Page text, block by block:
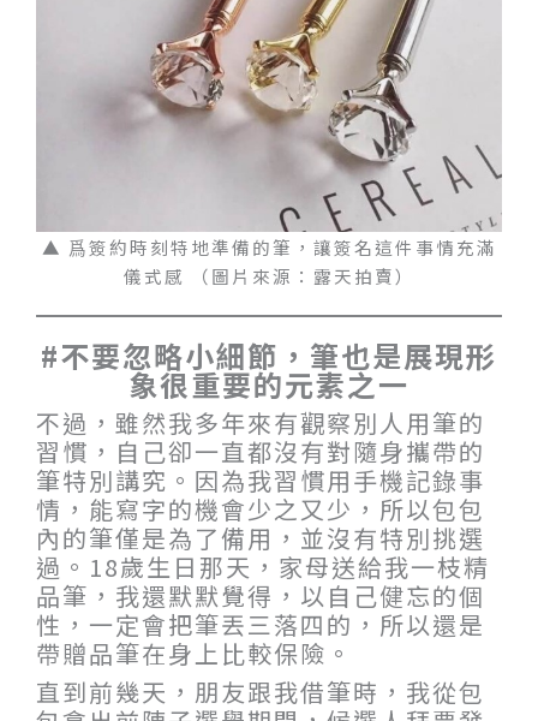
▲ 爲簽約時刻特地準備的筆，讓簽名這件事情充滿
儀式感 （圖片來源：露天拍賣）
#不要忽略小細節，筆也是展現形
象很重要的元素之一
不過，雖然我多年來有觀察別人用筆的
習慣，自己卻一直都沒有對隨身攜帶的
筆特別講究。因為我習慣用手機記錄事
情，能寫字的機會少之又少，所以包包
內的筆僅是為了備用，並沒有特別挑選
過。18歲生日那天，家母送給我一枝精
品筆，我還默默覺得，以自己健忘的個
性，一定會把筆丟三落四的，所以還是
帶贈品筆在身上比較保險。
直到前幾天，朋友跟我借筆時，我從包